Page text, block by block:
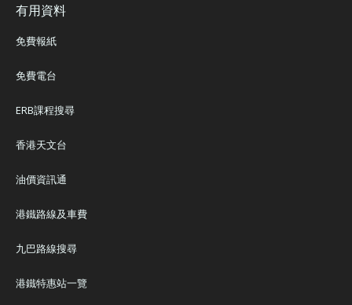
有用資料
免費報紙
免費電台
ERB課程搜尋
香港天文台
油價資訊通
港鐵路線及車費
九巴路線搜尋
港鐵特惠站一覽